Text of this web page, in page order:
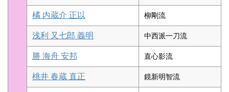
橘 内蔵介 正以 柳剛流
浅利 又七郎 義明 中西派一刀流
勝 海舟 安邦 直心影流
桃井 春蔵 直正 鏡新明智流